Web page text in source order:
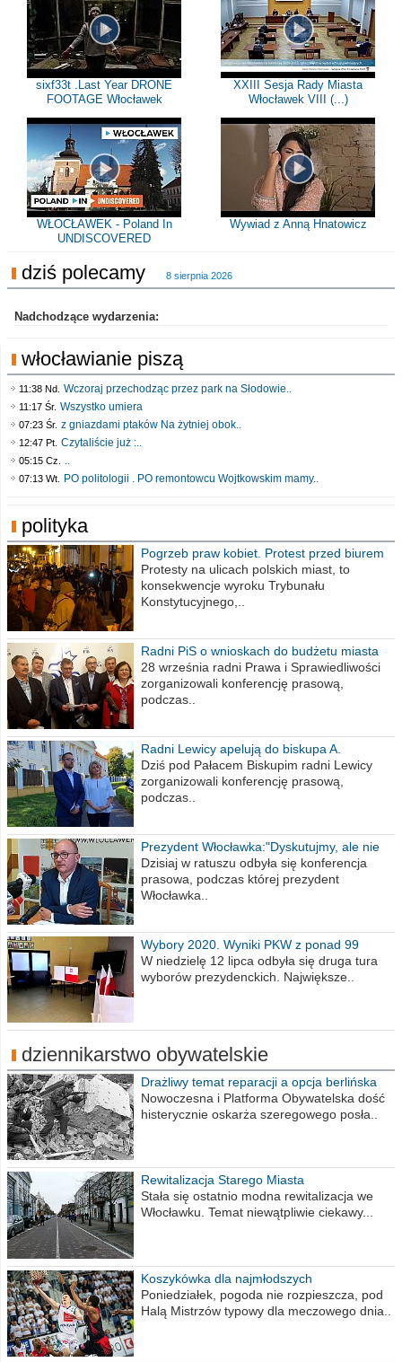
sixf33t .Last Year DRONE
FOOTAGE Włocławek
XXIII Sesja Rady Miasta
Włocławek VIII (...)
WŁOCŁAWEK - Poland In
UNDISCOVERED
Wywiad z Anną Hnatowicz
dziś polecamy 8 sierpnia 2026
Nadchodzące wydarzenia:
włocławianie piszą
11:38 Nd. Wczoraj przechodząc przez park na Słodowie..
11:17 Śr. Wszystko umiera
07:23 Śr. z gniazdami ptaków Na żytniej obok..
12:47 Pt. Czytaliście już :..
05:15 Cz. ..
07:13 Wt. PO politologii . PO remontowcu Wojtkowskim mamy..
polityka
Pogrzeb praw kobiet. Protest przed biurem
poselskim PiS
Protesty na ulicach polskich miast, to
konsekwencje wyroku Trybunału
Konstytucyjnego,..
Radni PiS o wnioskach do budżetu miasta
na 2021 rok
28 września radni Prawa i Sprawiedliwości
zorganizowali konferencję prasową,
podczas..
Radni Lewicy apelują do biskupa A.
Wiesława Meringa
Dziś pod Pałacem Biskupim radni Lewicy
zorganizowali konferencję prasową,
podczas..
Prezydent Włocławka:"Dyskutujmy, ale nie
obrażajmy się”
Dzisiaj w ratuszu odbyła się konferencja
prasowa, podczas której prezydent
Włocławka..
Wybory 2020. Wyniki PKW z ponad 99
procent obwodów
W niedzielę 12 lipca odbyła się druga tura
wyborów prezydenckich. Największe..
dziennikarstwo obywatelskie
Drażliwy temat reparacji a opcja berlińska
Nowoczesna i Platforma Obywatelska dość
histerycznie oskarża szeregowego posła..
Rewitalizacja Starego Miasta
Stała się ostatnio modna rewitalizacja we
Włocławku. Temat niewątpliwie ciekawy...
Koszykówka dla najmłodszych
Poniedziałek, pogoda nie rozpieszcza, pod
Halą Mistrzów typowy dla meczowego dnia..